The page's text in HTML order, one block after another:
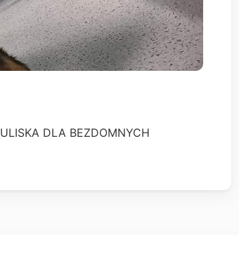
DLA BEZDOMNYCH